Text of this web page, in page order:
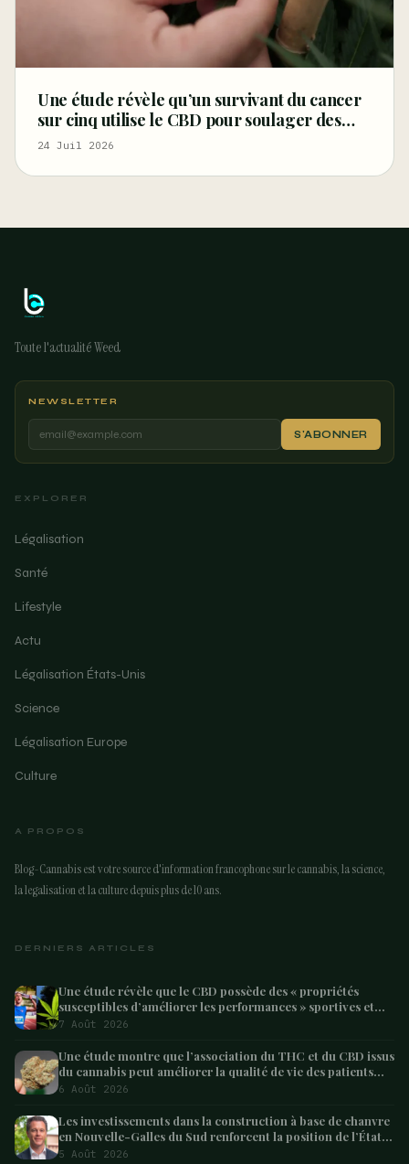
Une étude révèle qu’un survivant du cancer
sur cinq utilise le CBD pour soulager des
symptômes tels que la douleur, les troubles
Moment
24 Juil 2026
Toute l'actualité Weed
NEWSLETTER
S'ABONNER
EXPLORER
Légalisation
Santé
Lifestyle
Actu
Légalisation États-Unis
Science
Légalisation Europe
Culture
A PROPOS
Blog-Cannabis est votre source d'information francophone sur le cannabis, la science,
la legalisation et la culture depuis plus de 10 ans.
DERNIERS ARTICLES
Une étude révèle que le CBD possède des « propriétés
susceptibles d’améliorer les performances » sportives et
pourrait aider les athlètes à récupérer après l’effort
7 Août 2026
Une étude montre que l’association du THC et du CBD issus
du cannabis peut améliorer la qualité de vie des patients
atteints de démence – Marijuana Moment
6 Août 2026
Les investissements dans la construction à base de chanvre
en Nouvelle-Galles du Sud renforcent la position de l’État
en tant que leader australien
5 Août 2026